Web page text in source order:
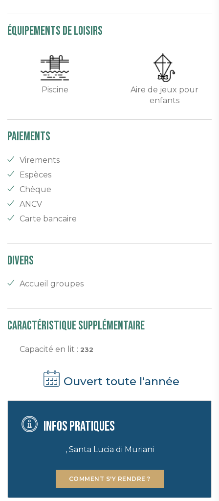
équipements de loisirs
Piscine
Aire de jeux pour
enfants
Paiements
Virements
Espèces
Chèque
ANCV
Carte bancaire
Divers
Accueil groupes
Caractéristique supplémentaire
Capacité en lit : 232
Ouvert toute l'année
Infos pratiques
, Santa Lucia di Muriani
COMMENT S'Y RENDRE ?